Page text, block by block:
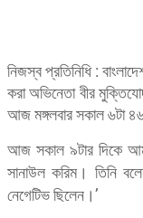
নিজস্ব প্রতিনিধি :
করা অভিনেতা বীর
আজ মঙ্গলবার সকাল ৬টা ৪৬
আজ সকাল ৯টার দিকে
সানাউল করিম। তিনি
নেগেটিভ ছিলেন।’